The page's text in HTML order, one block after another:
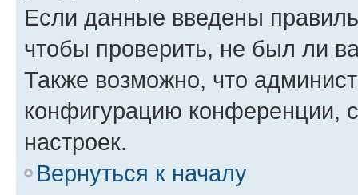
Если данные введены
чтобы проверить, не был ли
Также возможно, что
конфигурацию конференции,
настроек.
Вернуться к началу